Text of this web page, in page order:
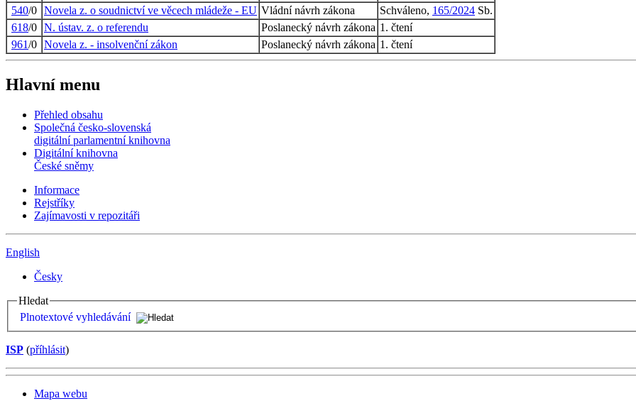
540/0 Novela z. o soudnictví ve věcech mládeže - EU Vládní návrh zákona Schváleno, 165/2024 Sb.
618/0 N. ústav. z. o referendu Poslanecký návrh zákona 1. čtení
961/0 Novela z. - insolvenční zákon Poslanecký návrh zákona 1. čtení
Hlavní menu
Přehled obsahu
Společná česko-slovenská
digitální parlamentní knihovna
Digitální knihovna
České sněmy
Informace
Rejstříky
Zajímavosti v repozitáři
English
Česky
Hledat
Plnotextové vyhledávání
ISP (příhlásit)
Mapa webu